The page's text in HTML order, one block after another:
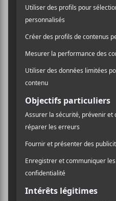
LIEU
Théâtre Maisonneuve
Montréal, H2X 1Y9
514-842-2112
Voir Lieu site web
Francos de Montréal
4 — 13 juin